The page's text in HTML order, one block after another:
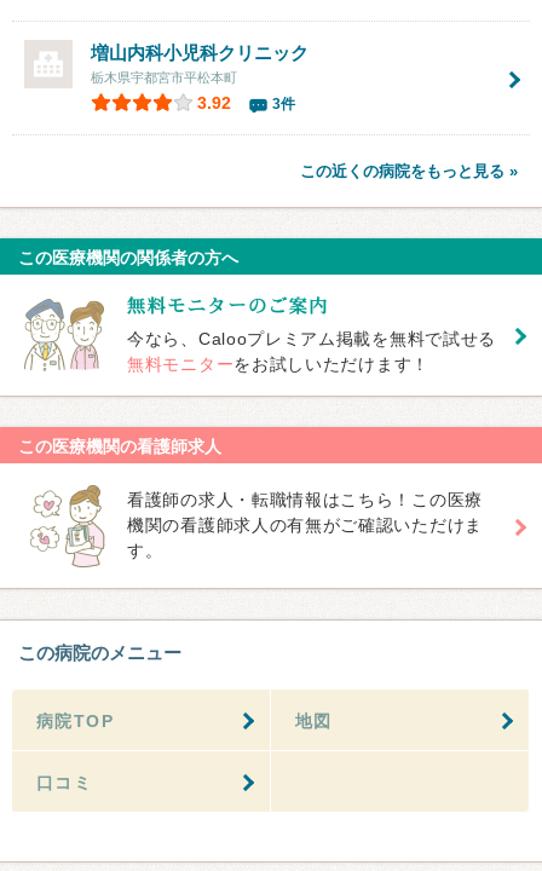
増山内科小児科クリニック
栃木県宇都宮市平松本町
3.92 3件
この近くの病院をもっと見る »
この医療機関の関係者の方へ
今なら、Calooプレミアム掲載を無料で試せる
無料モニターをお試しいただけます！
この医療機関の看護師求人
看護師の求人・転職情報はこちら！この医療
機関の看護師求人の有無がご確認いただけま
す。
この病院のメニュー
病院TOP 地図
口コミ